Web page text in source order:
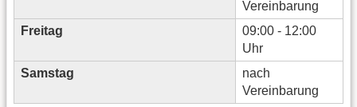
Vereinbarung
Freitag
09:00 - 12:00
Uhr
Samstag
nach
Vereinbarung